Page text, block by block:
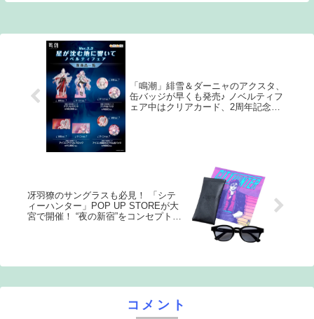
「鳴潮」緋雪＆ダーニャのアクスタ、
缶バッジが早くも発売♪ ノベルティフ
ェア中はクリアカード、2周年記念ポ
冴羽獠のサングラスも必見！ 「シテ
ィーハンター」POP UP STOREが大
宮で開催！ “夜の新宿”をコンセプトに
コメント